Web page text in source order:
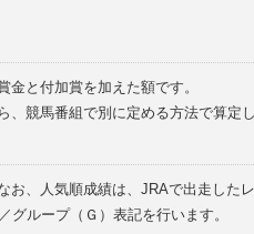
金と付加賞を加えた額です。
競馬番組で別に定める方法で算定し
、人気順成績は、JRAで出走した
ループ（Ｇ）表記を行います。